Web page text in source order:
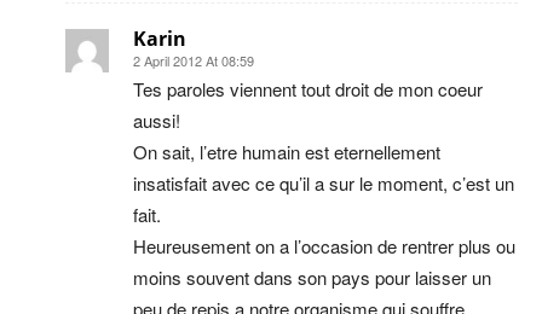
Karin
2 April 2012 At 08:59
Tes paroles viennent tout droit de mon coeur
aussi!
On sait, l’etre humain est eternellement
insatisfait avec ce qu’il a sur le moment, c’est un
fait.
Heureusement on a l’occasion de rentrer plus ou
moins souvent dans son pays pour laisser un